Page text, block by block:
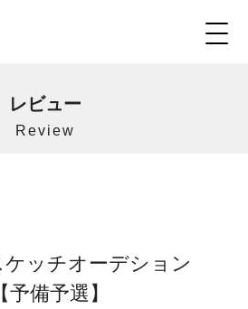
レビュー
Review
ケッチオーデション
備予選】